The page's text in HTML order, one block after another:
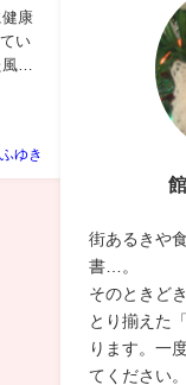
康
い
習
ふゆき
街あるきや
書…。
そのときど
とり揃えた
ります。一
てください。